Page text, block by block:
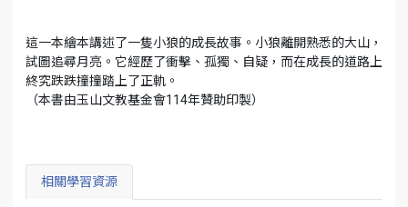
這一本繪本講述了一隻小狼的成長故事。小狼離開熟悉的大山，
試圖追尋月亮。它經歷了衝擊、孤獨、自疑，而在成長的道路上
終究跌跌撞撞踏上了正軌。
（本書由玉山文教基金會114年贊助印製）
相關學習資源